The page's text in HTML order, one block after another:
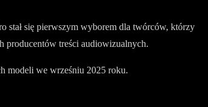
stał się pierwszym wyborem dla twórców, którzy
producentów treści audiowizualnych.
modeli we wrześniu 2025 roku.